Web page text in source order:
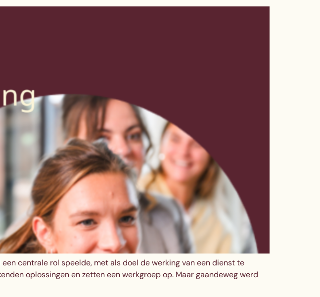
centrale rol speelde, met als doel de werking van een dienst te
oplossingen en zetten een werkgroep op. Maar gaandeweg werd